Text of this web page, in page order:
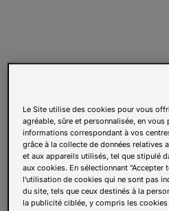
Le Site utilise des cookies pour vous
agréable, sûre et personnalisée, en
informations correspondant à vos
grâce à la collecte de données relatives
et aux appareils utilisés, tel que stipulé
aux cookies. En sélectionnant "Accepter
l'utilisation de cookies qui ne sont pas
du site, tels que ceux destinés à la
la publicité ciblée, y compris les